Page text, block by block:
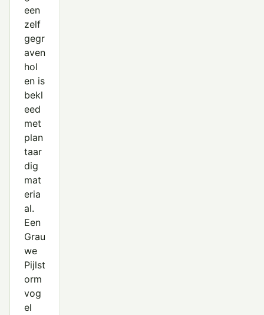
een
zelf
gegr
aven
hol
en is
bekl
eed
met
plan
taar
dig
mat
eria
al.
Een
Grau
we
Pijlst
orm
vog
el